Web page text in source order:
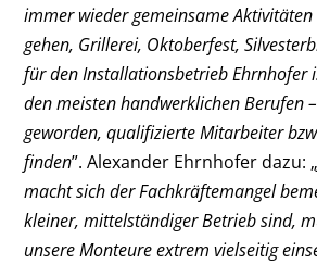
immer wieder gemeinsame Aktivitäten
gehen, Grillerei, Oktoberfest,
für den Installationsbetrieb Ehrnhofer
den meisten handwerklichen Berufen
geworden, qualifizierte Mitarbeiter
finden”. Alexander Ehrnhofer dazu:
macht sich der Fachkräftemangel
kleiner, mittelständiger Betrieb sind,
unsere Monteure extrem vielseitig